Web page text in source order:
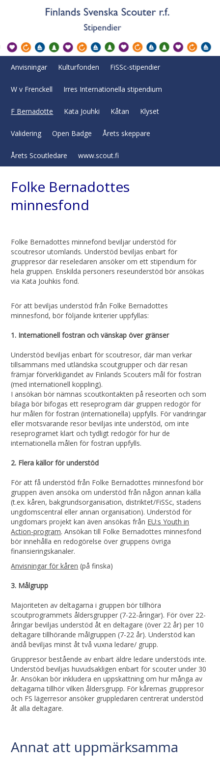
Anvisningar Kulturfonden FiSSc-stipendier
W v Frenckell Irres Internationella stipendium
F Bernadotte Kata Jouhki Kåtan Klyset
Validering Open Badge Årets skeppare
Årets Scoutledare www.scout.fi
Folke Bernadottes
minnesfond
Folke Bernadottes minnefond beviljar understöd för
scoutresor utomlands. Understöd beviljas enbart för
gruppresor där reseledaren ansöker om ett stipendium för
hela gruppen. Enskilda personers reseunderstöd bör ansökas
via Kata Jouhkis fond.
För att beviljas understöd från Folke Bernadottes
minnesfond, bör följande kriterier uppfyllas:
1. Internationell fostran och vänskap över gränser
Understöd beviljas enbart för scoutresor, där man verkar
tillsammans med utländska scoutgrupper och där resan
främjar förverkligandet av Finlands Scouters mål för fostran
(med internationell koppling).
I ansökan bör nämnas scoutkontakten på reseorten och som
bilaga bör bifogas ett reseprogram där gruppen redogör för
hur målen för fostran (internationella) uppfylls. För vandringar
eller motsvarande resor beviljas inte understöd, om inte
reseprogramet klart och tydligt redogör för hur de
internationella målen för fostran uppfylls.
2. Flera källor för understöd
För att få understöd från Folke Bernadottes minnesfond bör
gruppen även ansöka om understöd från någon annan källa
(t.ex. kåren, bakgrundsorganisation, distriktet/FiSSc, stadens
ungdomscentral eller annan organisation). Understöd för
ungdomars projekt kan även ansökas från EU:s Youth in
Action-program. Ansökan till Folke Bernadottes minnesfond
bör innehålla en redogörelse över gruppens övriga
finansieringskanaler.
Anvisningar för kåren (på finska)
3. Målgrupp
Majoriteten av deltagarna i gruppen bör tillhöra
scoutprogrammets åldersgrupper (7-22-åringar). För över 22-
åringar beviljas understöd åt en deltagare (över 22 år) per 10
deltagare tillhörande målgruppen (7-22 år). Understöd kan
ändå beviljas minst åt två vuxna ledare/ grupp.
Gruppresor bestående av enbart äldre ledare understöds inte.
Understöd beviljas huvudsakligen enbart för scouter under 30
år. Ansökan bör inkludera en uppskattning om hur många av
deltagarna tillhör vilken åldersgrupp. För kårernas gruppresor
och FS lägerresor ansöker gruppledaren centrerat understöd
åt alla deltagare.
Annat att uppmärksamma